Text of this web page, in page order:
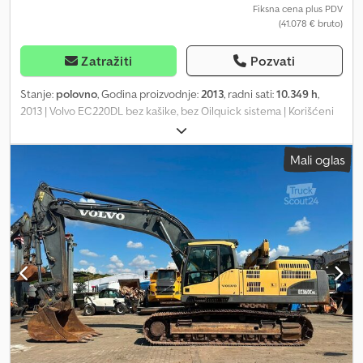
Fiksna cena plus PDV
(41.078 € bruto)
Zatražiti Pozvati
Stanje: polovno, Godina proizvodnje:2013, radni sati:10.349 h,
2013 | Volvo EC220DL bez kašike, bez Oilquick sistema | Korišćeni
guseničarski bager | 10349 radnih sati 📍 Lokacija: Švajcarska 🚛
Dostava je moguća do vaše lokacije – koristite naš kalkulator za
transport kako biste izračunali troškove transporta! 💰 Kupite
odmah za 38.000 EUR ili pošaljite ponudu. Platite prilikom isporuke
uz pristupačnu naknadu (podložno odobrenju)* 👷‍♂️ Pregledan od
strane nezavisnog stručnjaka 64 kontrolne tačke, 61 odobreno ✅,
2 sa nedostatcima ℹ️, 1 primjedba ⚠️ 📌 Komentar inspektora:
KAŠIKA I OILQUICK SISTEM NISU UKLJUČENI U OVU CIJENU.
Bager dobro funkcioniše, s obzirom na broj radnih sati, u
distributorskoj kutiji rotirajućeg motora ima malo vode (voda je
ušla kroz poklopac šipke za merenje), ali to nije veći problem.
Postoji mala razlika u brzini kretanja između dva pogonska motora
u režimu brzog kretanja (lijevi pogonski motor je malo sporiji). Sve
u svemu, dobar stroj! 📄 Želite da vidite kompletan izveštaj o
Mali oglas